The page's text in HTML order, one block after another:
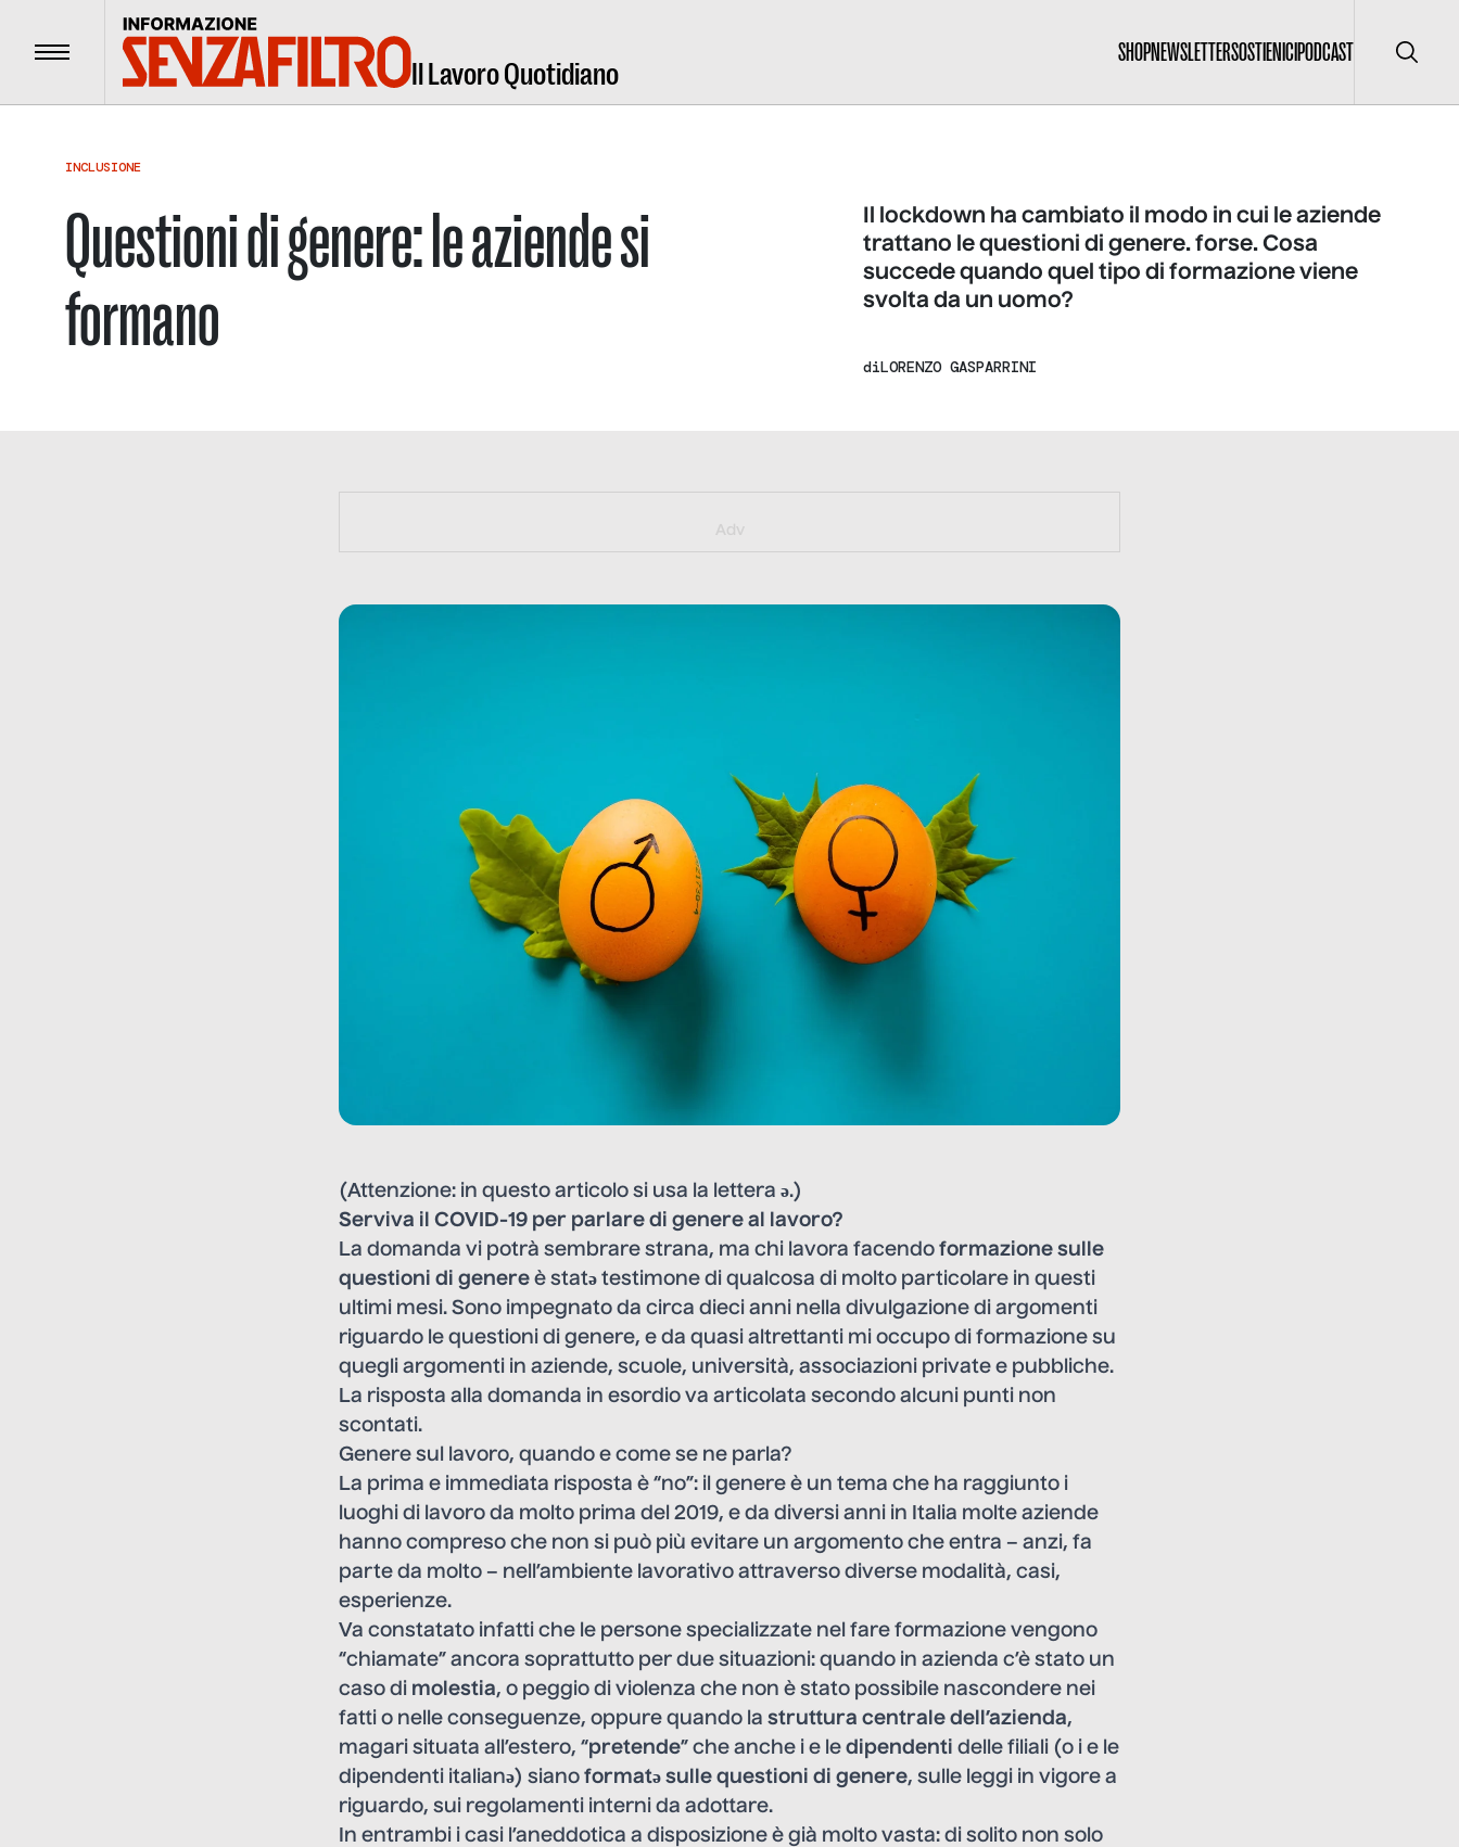
Menu Il Lavoro Quotidiano
SHOPNEWSLETTERSOSTIENICIPODCAST Cerca
INCLUSIONE
Questioni di genere: le aziende si
formano
Il lockdown ha cambiato il modo in cui le aziende
trattano le questioni di genere. forse. Cosa
succede quando quel tipo di formazione viene
svolta da un uomo?
diLORENZO GASPARRINI
Adv
(Attenzione: in questo articolo si usa la lettera ə.)
Serviva il COVID-19 per parlare di genere al lavoro?
La domanda vi potrà sembrare strana, ma chi lavora facendo formazione sulle
questioni di genere è statə testimone di qualcosa di molto particolare in questi
ultimi mesi. Sono impegnato da circa dieci anni nella divulgazione di argomenti
riguardo le questioni di genere, e da quasi altrettanti mi occupo di formazione su
quegli argomenti in aziende, scuole, università, associazioni private e pubbliche.
La risposta alla domanda in esordio va articolata secondo alcuni punti non
scontati.
Genere sul lavoro, quando e come se ne parla?
La prima e immediata risposta è “no”: il genere è un tema che ha raggiunto i
luoghi di lavoro da molto prima del 2019, e da diversi anni in Italia molte aziende
hanno compreso che non si può più evitare un argomento che entra – anzi, fa
parte da molto – nell’ambiente lavorativo attraverso diverse modalità, casi,
esperienze.
Va constatato infatti che le persone specializzate nel fare formazione vengono
“chiamate” ancora soprattutto per due situazioni: quando in azienda c’è stato un
caso di molestia, o peggio di violenza che non è stato possibile nascondere nei
fatti o nelle conseguenze, oppure quando la struttura centrale dell’azienda,
magari situata all’estero, “pretende” che anche i e le dipendenti delle filiali (o i e le
dipendenti italianə) siano formatə sulle questioni di genere, sulle leggi in vigore a
riguardo, sui regolamenti interni da adottare.
In entrambi i casi l’aneddotica a disposizione è già molto vasta: di solito non solo